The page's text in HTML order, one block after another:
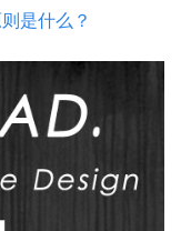
是什么？